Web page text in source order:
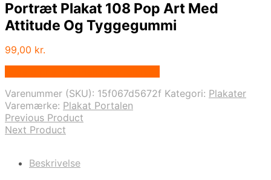
Portræt Plakat 108 Pop Art Med
Attitude Og Tyggegummi
99,00 kr.
Varenummer (SKU): 15f067d5672f Kategori: Plakater
Varemærke: Plakat Portalen
Previous Product
Next Product
Beskrivelse